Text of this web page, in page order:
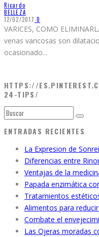
Ricardo
BELLEZA
12/02/2017 0
VARICES, COMO
venas varicosas son
ocasionado...
HTTPS://
24-TIPS/
ENTRADAS RECIENTES
La Expresion de
Diferencias entre
Ventajas de la
Papada enzimática
Tratamientos
Alimentos para
Combate el
Las Ojeras moradas